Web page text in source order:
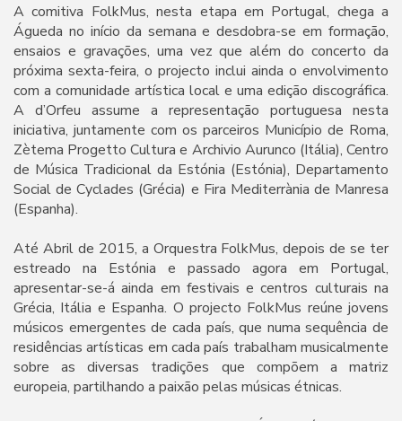
A comitiva FolkMus, nesta etapa em Portugal, chega a
Águeda no início da semana e desdobra-se em formação,
ensaios e gravações, uma vez que além do concerto da
próxima sexta-feira, o projecto inclui ainda o envolvimento
com a comunidade artística local e uma edição discográfica.
A d’Orfeu assume a representação portuguesa nesta
iniciativa, juntamente com os parceiros Município de Roma,
Zètema Progetto Cultura e Archivio Aurunco (Itália), Centro
de Música Tradicional da Estónia (Estónia), Departamento
Social de Cyclades (Grécia) e Fira Mediterrània de Manresa
(Espanha).
Até Abril de 2015, a Orquestra FolkMus, depois de se ter
estreado na Estónia e passado agora em Portugal,
apresentar-se-á ainda em festivais e centros culturais na
Grécia, Itália e Espanha. O projecto FolkMus reúne jovens
músicos emergentes de cada país, que numa sequência de
residências artísticas em cada país trabalham musicalmente
sobre as diversas tradições que compõem a matriz
europeia, partilhando a paixão pelas músicas étnicas.